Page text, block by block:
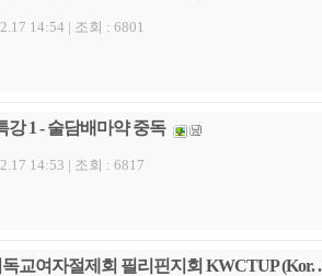
14:54 | 조회 : 6801
강 1 - 술담배마약 중독
14:53 | 조회 : 6817
교여자절제회 필리핀지회 KWCTUP (Kor. .